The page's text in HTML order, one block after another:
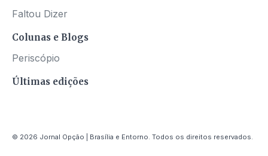
Faltou Dizer
Colunas e Blogs
Periscópio
Últimas edições
© 2026 Jornal Opção | Brasília e Entorno. Todos os direitos reservados.